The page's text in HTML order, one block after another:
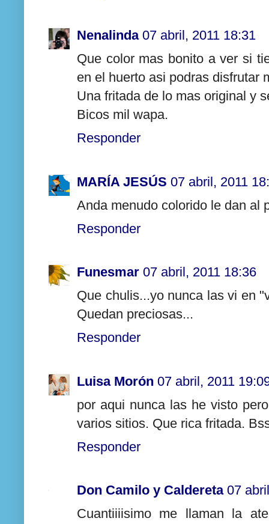
Nenalinda 07 abril, 2011 18:31
Que color mas bonito a ver si
en el huerto asi podras disfrutar
Una fritada de lo mas original y
Bicos mil wapa.
Responder
MARÍA JESÚS 07 abril, 2011
Anda menudo colorido le dan al
Responder
Funesmar 07 abril, 2011 18:36
Que chulis...yo nunca las vi en
Quedan preciosas...
Responder
Luisa Morón 07 abril, 2011
por aqui nunca las he visto
varios sitios. Que rica fritada.
Responder
Don Camilo y Caldereta 07
Cuantiiiisimo me llaman la